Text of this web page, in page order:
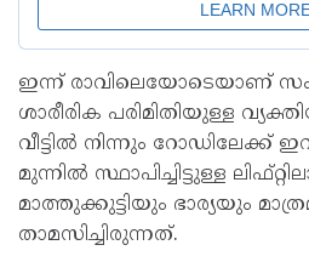
ഇന്ന് രാവിലെയോടെയാണ്
ശാരീരിക പരിമിതിയുള്ള
വീട്ടില്‍ നിന്നും റോഡിലേക്ക്
മുന്നില്‍ സ്ഥാപിച്ചിട്ടുള്ള
മാത്തുക്കുട്ടിയും ഭാര്യയും
താമസിച്ചിരുന്നത്.